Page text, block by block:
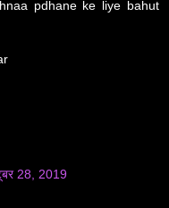
pdhane ke liye bahut
28, 2019